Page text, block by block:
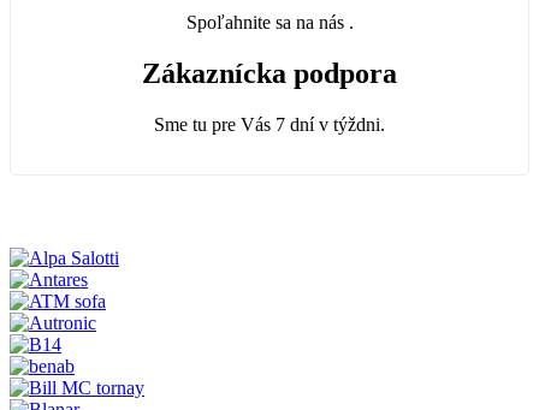
Spoľahnite sa na nás .
Zákaznícka podpora
Sme tu pre Vás 7 dní v týždni.